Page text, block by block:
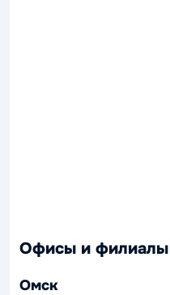
Офисы и филиалы
Омск